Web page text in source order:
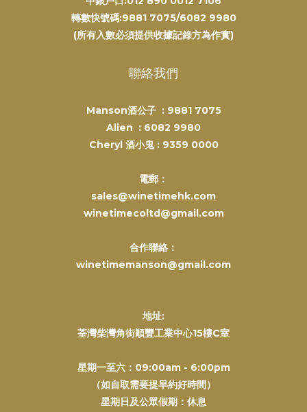
轉數快號碼:9881 7075/6082 9980
(所有入數必須提供收據記錄方為作實)
聯絡我們
Manson酒公子 : 9881 7075
Alien : 6082 9980
Cheryl 酒小鬼 : 9359 0000
電郵：
sales@winetimehk.com
winetimecoltd@gmail.com
合作聯絡：
winetimemanson@gmail.com
地址:
荃灣柴灣角街順豐工業中心15樓C室
星期一至六：09:00am - 6:00pm
（如自取需要提早約好時間）
星期日及公眾假期：休息